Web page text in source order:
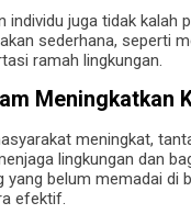
individu juga tidak kalah
sederhana, seperti
ramah lingkungan.
Meningkatkan
meningkat,
lingkungan dan
belum memadai di
efektif.